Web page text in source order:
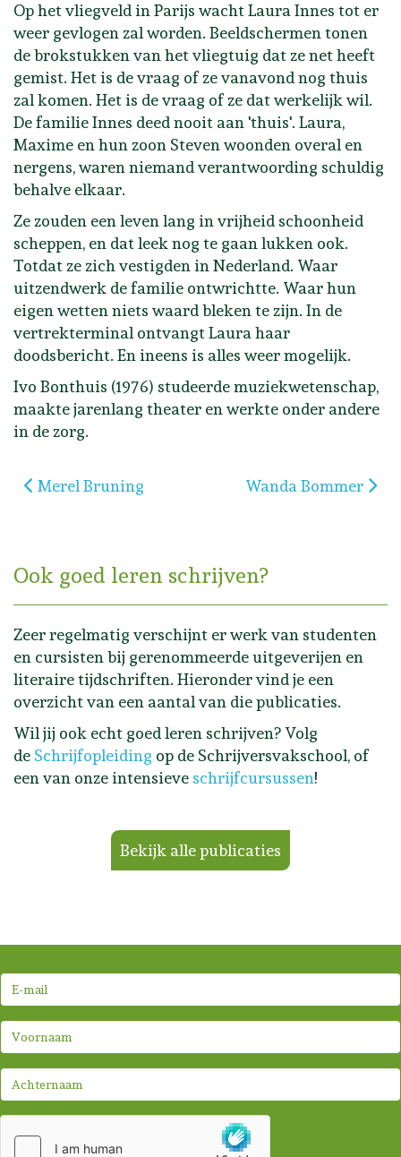
Op het vliegveld in Parijs wacht Laura Innes tot er
weer gevlogen zal worden. Beeldschermen tonen
de brokstukken van het vliegtuig dat ze net heeft
gemist. Het is de vraag of ze vanavond nog thuis
zal komen. Het is de vraag of ze dat werkelijk wil.
De familie Innes deed nooit aan 'thuis'. Laura,
Maxime en hun zoon Steven woonden overal en
nergens, waren niemand verantwoording schuldig
behalve elkaar.
Ze zouden een leven lang in vrijheid schoonheid
scheppen, en dat leek nog te gaan lukken ook.
Totdat ze zich vestigden in Nederland. Waar
uitzendwerk de familie ontwrichtte. Waar hun
eigen wetten niets waard bleken te zijn. In de
vertrekterminal ontvangt Laura haar
doodsbericht. En ineens is alles weer mogelijk.
Ivo Bonthuis (1976) studeerde muziekwetenschap,
maakte jarenlang theater en werkte onder andere
in de zorg.
Vorig artikel: Merel Bruning
Merel Bruning Volgende artikel:
Wanda Bommer
Ook goed leren schrijven?
Zeer regelmatig verschijnt er werk van studenten
en cursisten bij gerenommeerde uitgeverijen en
literaire tijdschriften. Hieronder vind je een
overzicht van een aantal van die publicaties.
Wil jij ook echt goed leren schrijven? Volg
de Schrijfopleiding op de Schrijversvakschool, of
een van onze intensieve schrijfcursussen!
Bekijk alle publicaties